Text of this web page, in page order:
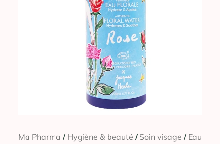
Ma Pharma / Hygiène & beauté / Soin visage / Eau